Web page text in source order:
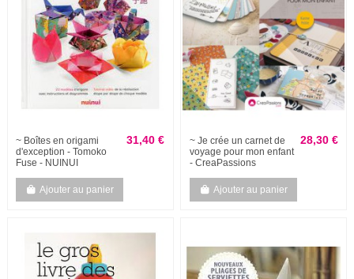
~ Boîtes en origami
d'exception - Tomoko
Fuse - NUINUI
31,40 €
Ajouter au panier
~ Je crée un carnet de
voyage pour mon enfant
- CreaPassions
28,30 €
Ajouter au panier